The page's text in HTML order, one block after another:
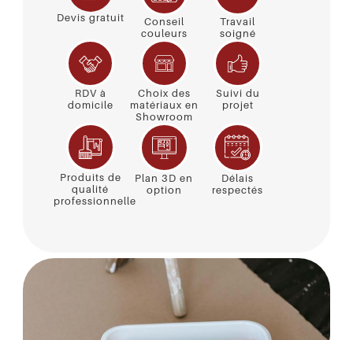
Devis gratuit
Conseil
couleurs
Travail
soigné
RDV à
domicile
Choix des
matériaux en
Showroom
Suivi du
projet
Produits de
qualité
professionnelle
Plan 3D en
option
Délais
respectés